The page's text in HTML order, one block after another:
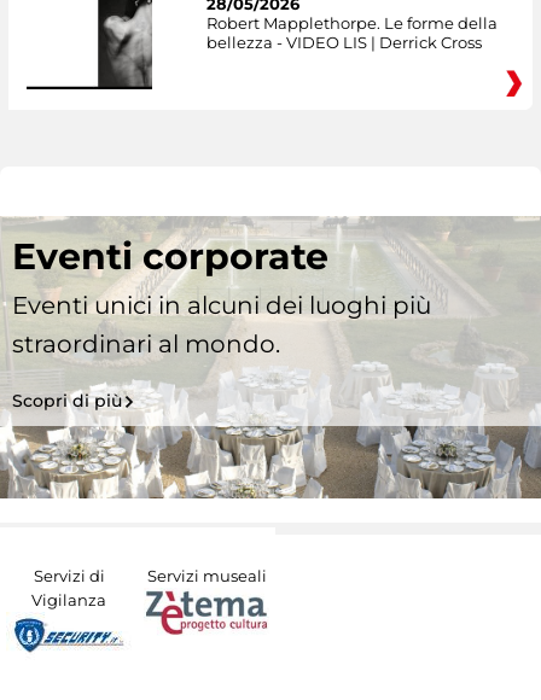
Robert Mapplethorpe. Le forme della
bellezza - VIDEO LIS | Derrick Cross
Eventi corporate
Eventi unici in alcuni dei luoghi più
straordinari al mondo.
Scopri di più
Servizi di
Vigilanza
Servizi museali